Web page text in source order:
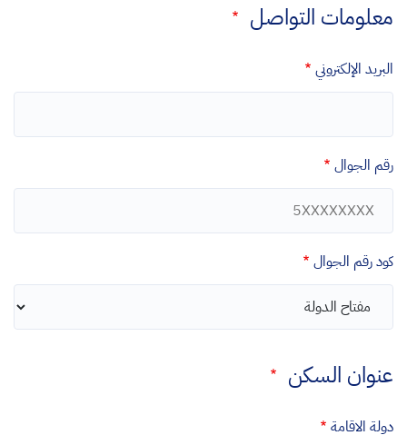
معلومات التواصل
البريد الإلكتروني
رقم الجوال
كود رقم الجوال
عنوان السكن
دولة الاقامة